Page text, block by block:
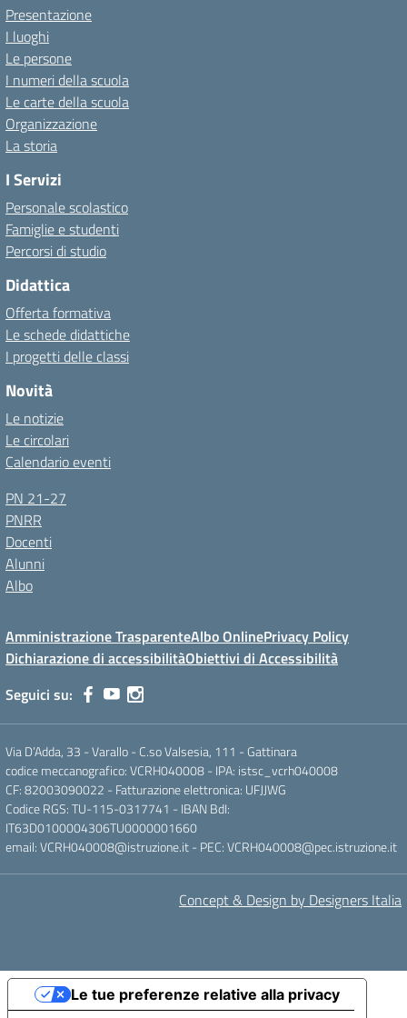
Presentazione
I luoghi
Le persone
I numeri della scuola
Le carte della scuola
Organizzazione
La storia
I Servizi
Personale scolastico
Famiglie e studenti
Percorsi di studio
Didattica
Offerta formativa
Le schede didattiche
I progetti delle classi
Novità
Le notizie
Le circolari
Calendario eventi
PN 21-27
PNRR
Docenti
Alunni
Albo
Amministrazione TrasparenteAlbo OnlinePrivacy Policy
Dichiarazione di accessibilitàObiettivi di Accessibilità
Seguici su:
Via D’Adda, 33 - Varallo - C.so Valsesia, 111 - Gattinara
codice meccanografico: VCRH040008 - IPA: istsc_vcrh040008
CF: 82003090022 - Fatturazione elettronica: UFJJWG
Codice RGS: TU-115-0317741 - IBAN BdI:
IT63D0100004306TU0000001660
email: VCRH040008@istruzione.it - PEC: VCRH040008@pec.istruzione.it
Concept & Design by Designers Italia
Le tue preferenze relative alla privacy